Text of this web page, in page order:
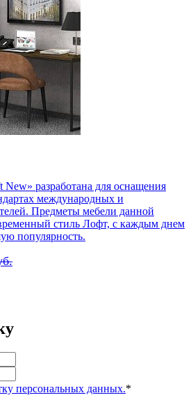
разработана для оснащения
международных и
Предметы мебели данной
стиль Лофт, с каждым днем
популярность.
персональных данных.*